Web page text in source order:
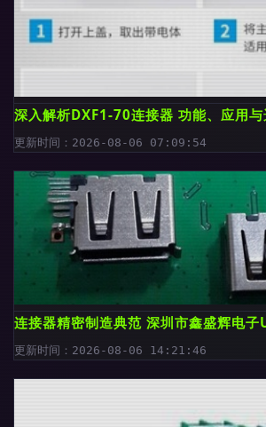
深入解析DXF1-70连接器 功能、应用与
更新时间：2026-08-06 07:09:54
连接器精密制造典范 深圳市鑫盛辉电
更新时间：2026-08-06 14:21:46